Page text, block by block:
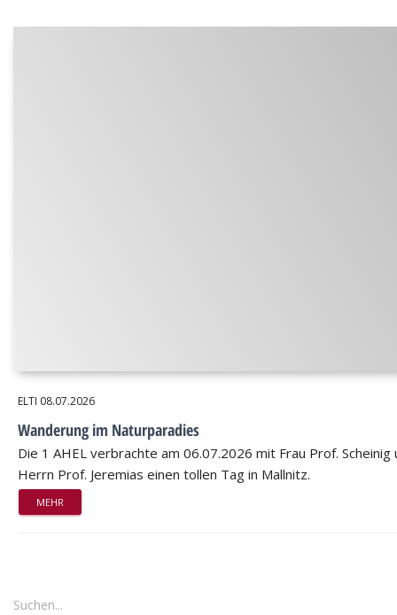
ELTI 08.07.2026
Wanderung im Naturparadies
Die 1 AHEL verbrachte am 06.07.2026 mit Frau Prof. Scheinig
Herrn Prof. Jeremias einen tollen Tag in Mallnitz.
MEHR